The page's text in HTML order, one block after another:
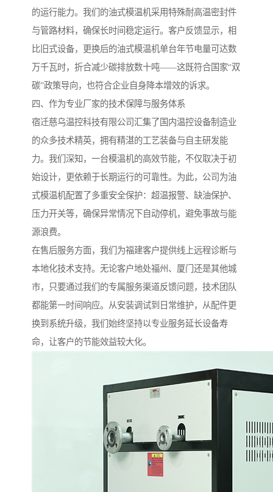
的运行能力。我们的油式模温机采用特殊耐高温密封件
与管路材料，确保长时间稳定运行。客户反馈显示，相
比旧式设备，更换后的油式模温机单台年节电量可达数
万千瓦时，折合减少碳排放数十吨——这既符合国家“双
碳”政策导向，也符合企业自身降本增效的诉求。
四、作为专业厂家的技术保障与服务体系
宿迁慈乌温控科技有限公司汇集了国内温控设备制造业
的众多技术精英，拥有精湛的工艺装备与自主研发能
力。我们深知，一台模温机的高效节能，不仅取决于初
始设计，更依赖于长期运行的可靠性。为此，公司为油
式模温机配置了多重安全保护：超温报警、缺油保护、
压力开关等，确保异常情况下自动停机，避免事故与能
源浪费。
在售后服务方面，我们为福建客户提供线上远程诊断与
本地化技术支持。无论客户地处福州、厦门还是其他城
市，只要通过我们的专属服务渠道反馈问题，技术团队
都能第一时间响应。从安装调试到日常维护，从配件更
换到系统升级，我们始终坚持以专业服务延长设备寿
命，让客户的节能效益较大化。